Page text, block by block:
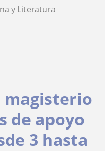
y Literatura
magisterio
de apoyo
3 hasta